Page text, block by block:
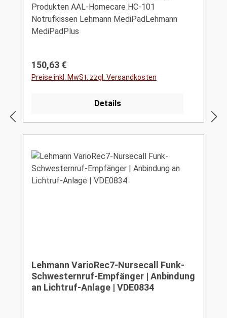
Produkten AAL-Homecare HC-101
Notrufkissen Lehmann MediPadLehmann
MediPadPlus
Regulärer Preis:
150,63 €
Preise inkl. MwSt. zzgl. Versandkosten
Details
Lehmann VarioRec7-Nursecall Funk-
Schwesternruf-Empfänger | Anbindung
an Lichtruf-Anlage | VDE0834